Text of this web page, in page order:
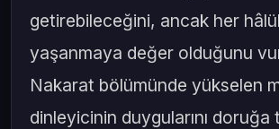
getirebileceğini, ancak her
yaşanmaya değer olduğunu
Nakarat bölümünde yükselen
dinleyicinin duygularını doruğa